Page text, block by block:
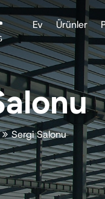
Ev Ürünler
Sergi Salonu